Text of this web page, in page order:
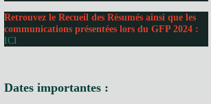
Retrouvez le Recueil des Résumés ainsi que les
communications présentées lors du GFP 2024 :
ICI
Dates importantes :